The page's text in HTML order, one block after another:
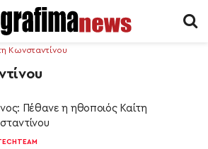
Κωνσταντίνου
Πέθανε η ηθοποιός Καίτη